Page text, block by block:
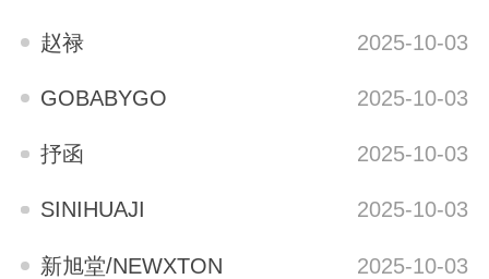
赵禄 2025-10-03
GOBABYGO 2025-10-03
抒函 2025-10-03
SINIHUAJI 2025-10-03
新旭堂/NEWXTON 2025-10-03